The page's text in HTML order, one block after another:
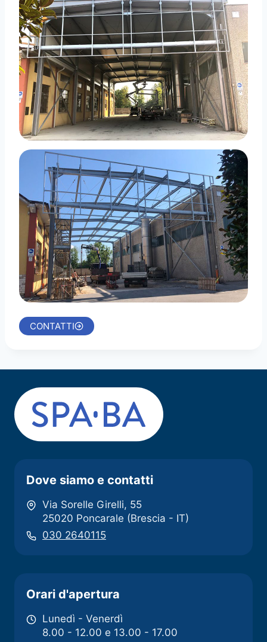
CONTATTI
Dove siamo e contatti
Via Sorelle Girelli, 55
25020 Poncarale (Brescia - IT)
030 2640115
Orari d'apertura
Lunedì - Venerdì
8.00 - 12.00 e 13.00 - 17.00